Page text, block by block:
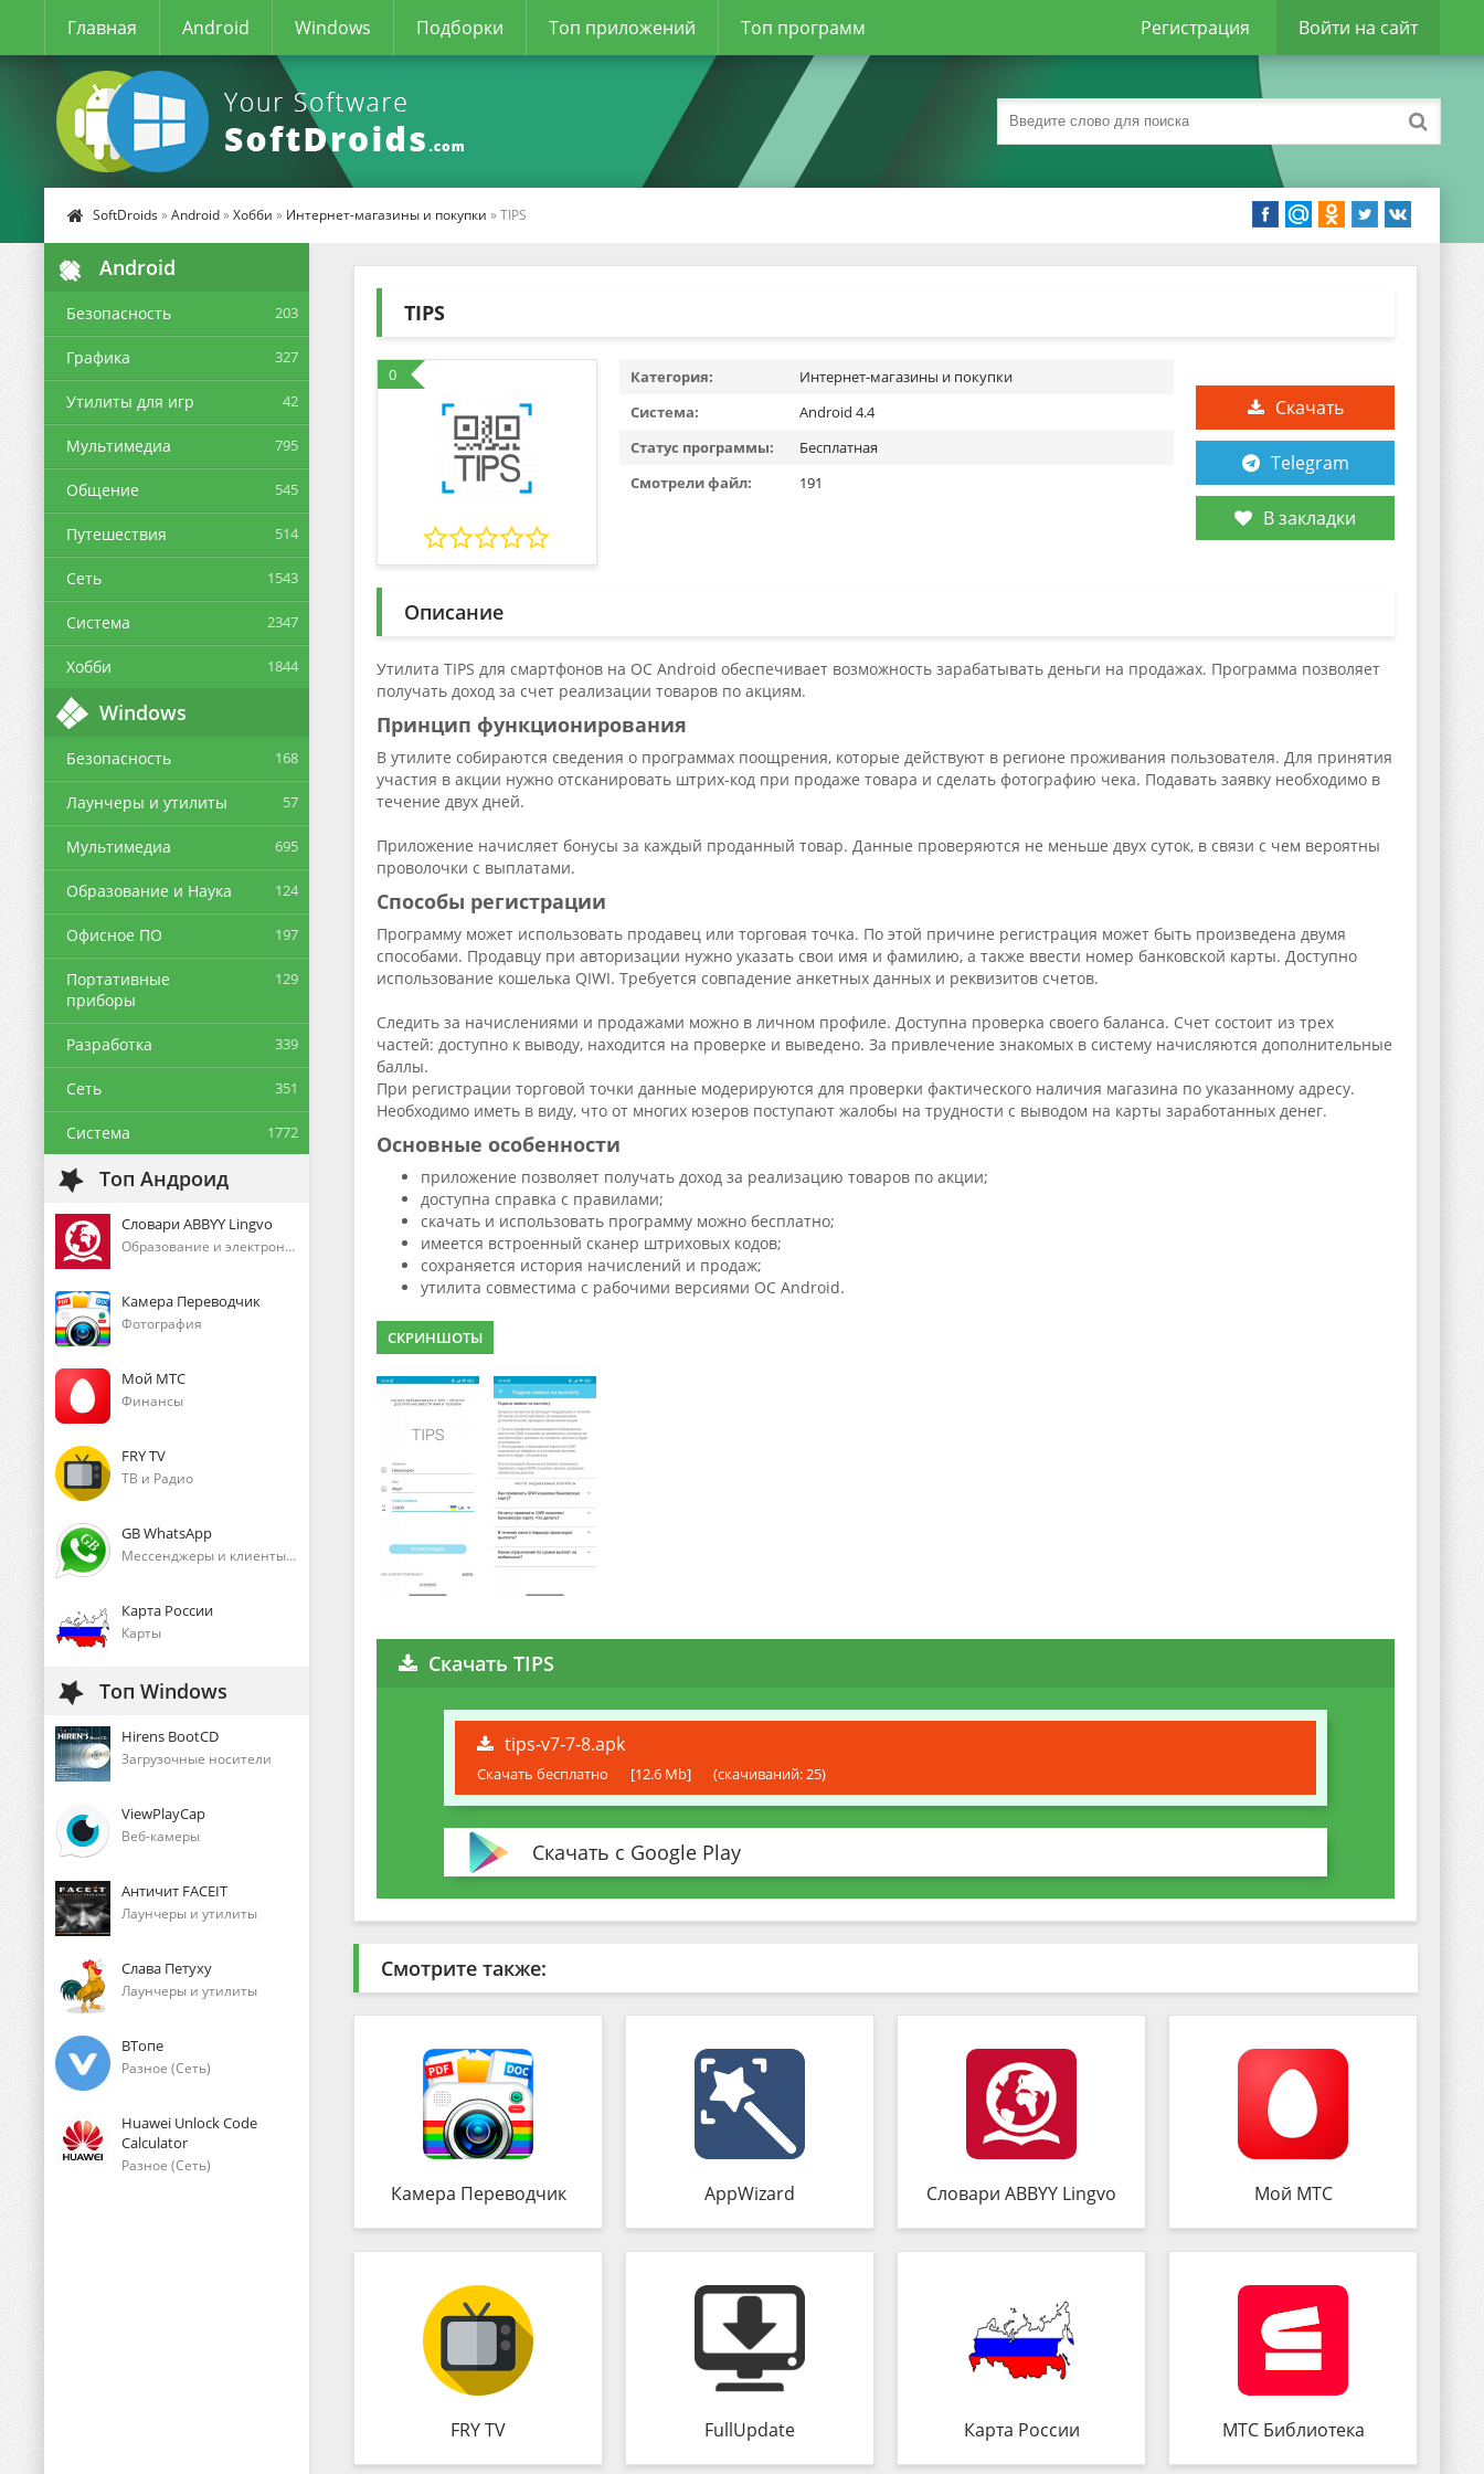
Главная Android Windows Подборки Топ приложений Топ программ Регистрация Войти на сайт
SoftDroids »Android»Хобби » Интернет-магазины и покупки » TIPS
Android
Безопасность 203
Графика 327
Утилиты для игр 42
Мультимедиа 795
Общение 545
Путешествия 514
Сеть 1543
Система 2347
Хобби 1844
Windows
Безопасность 168
Лаунчеры и утилиты 57
Мультимедиа 695
Образование и Наука 124
Офисное ПО 197
Портативные
приборы
129
Разработка 339
Сеть 351
Система 1772
Топ Андроид
Словари ABBYY Lingvo
Образование и электронные книги
Камера Переводчик
Фотография
Мой МТС
Финансы
FRY TV
ТВ и Радио
GB WhatsApp
Мессенджеры и клиенты голосового общения
Карта России
Карты
Топ Windows
Hirens BootCD
Загрузочные носители
ViewPlayCap
Веб-камеры
Античит FACEIT
Лаунчеры и утилиты
Слава Петуху
Лаунчеры и утилиты
ВТопе
Разное (Сеть)
Huawei Unlock Code
Calculator
Разное (Сеть)
TIPS
0
Скачать
Telegram
В закладки
Категория:
Интернет-магазины и покупки
Система:
Android 4.4
Статус программы:
Бесплатная
Смотрели файл:
191
Описание
Утилита TIPS для смартфонов на ОС Android обеспечивает возможность зарабатывать деньги на продажах. Программа позволяет
получать доход за счет реализации товаров по акциям.
Принцип функционирования
В утилите собираются сведения о программах поощрения, которые действуют в регионе проживания пользователя. Для принятия
участия в акции нужно отсканировать штрих-код при продаже товара и сделать фотографию чека. Подавать заявку необходимо в
течение двух дней.
Приложение начисляет бонусы за каждый проданный товар. Данные проверяются не меньше двух суток, в связи с чем вероятны
проволочки с выплатами.
Способы регистрации
Программу может использовать продавец или торговая точка. По этой причине регистрация может быть произведена двумя
способами. Продавцу при авторизации нужно указать свои имя и фамилию, а также ввести номер банковской карты. Доступно
использование кошелька QIWI. Требуется совпадение анкетных данных и реквизитов счетов.
Следить за начислениями и продажами можно в личном профиле. Доступна проверка своего баланса. Счет состоит из трех
частей: доступно к выводу, находится на проверке и выведено. За привлечение знакомых в систему начисляются дополнительные
баллы.
При регистрации торговой точки данные модерируются для проверки фактического наличия магазина по указанному адресу.
Необходимо иметь в виду, что от многих юзеров поступают жалобы на трудности с выводом на карты заработанных денег.
Основные особенности
приложение позволяет получать доход за реализацию товаров по акции;
доступна справка с правилами;
скачать и использовать программу можно бесплатно;
имеется встроенный сканер штриховых кодов;
сохраняется история начислений и продаж;
утилита совместима с рабочими версиями ОС Android.
СКРИНШОТЫ
Скачать TIPS
tips-v7-7-8.apk
Скачать бесплатно [12.6 Mb] (cкачиваний: 25)
Скачать с Google Play
Смотрите также:
Камера Переводчик AppWizard Словари ABBYY Lingvo Мой МТС
FRY TV FullUpdate Карта России МТС Библиотека